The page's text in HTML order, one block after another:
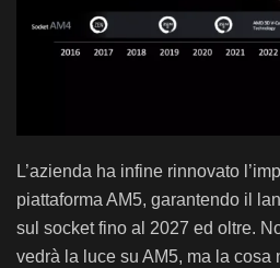
L’azienda ha infine rinnovato
piattaforma AM5, garantendo il
sul socket fino al 2027 ed oltre.
vedrà la luce su AM5, ma la cosa